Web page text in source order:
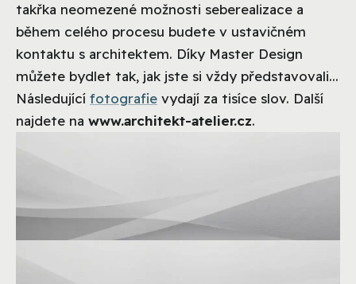
takřka neomezené možnosti seberealizace a
během celého procesu budete v ustavičném
kontaktu s architektem. Díky Master Design
můžete bydlet tak, jak jste si vždy představovali...
Následující fotografie vydají za tisíce slov. Další
najdete na www.architekt-atelier.cz.